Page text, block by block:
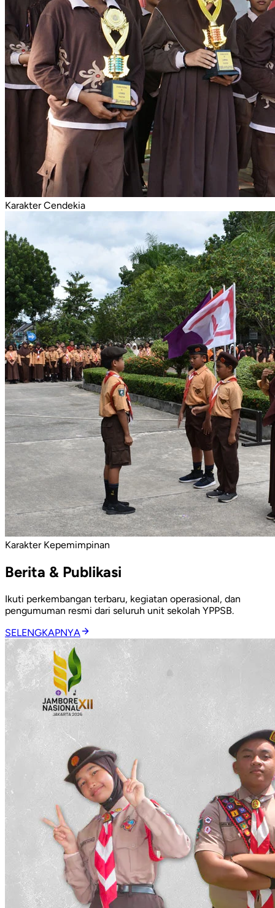
Karakter Cendekia
Karakter Kepemimpinan
Berita & Publikasi
Ikuti perkembangan terbaru, kegiatan operasional, dan
pengumuman resmi dari seluruh unit sekolah YPPSB.
SELENGKAPNYA